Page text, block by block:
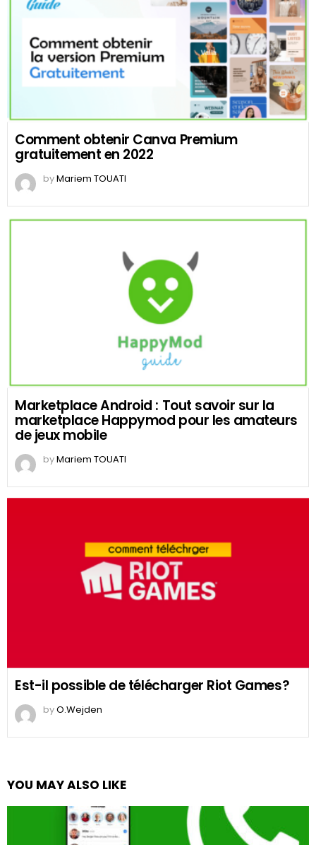
Comment obtenir Canva Premium
gratuitement en 2022
byMariem TOUATI
Marketplace Android : Tout savoir sur la
marketplace Happymod pour les amateurs
de jeux mobile
byMariem TOUATI
Est-il possible de télécharger Riot Games?
byO.Wejden
YOU MAY ALSO LIKE